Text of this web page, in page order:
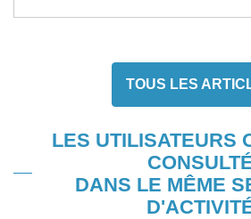
TOUS LES
LES UTILISATEURS
DANS LE MÊME